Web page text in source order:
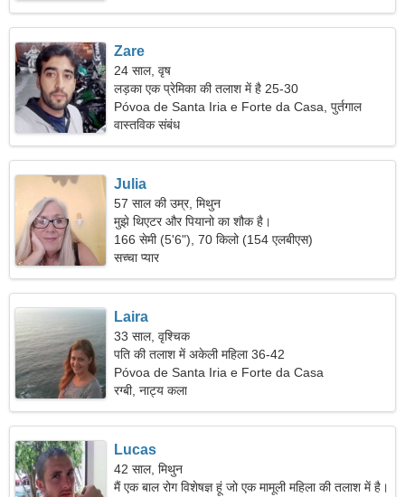
Zare
24 साल, वृष
लड़का एक प्रेमिका की तलाश में है 25-30
Póvoa de Santa Iria e Forte da Casa, पुर्तगाल
वास्तविक संबंध
Julia
57 साल की उम्र, मिथुन
मुझे थिएटर और पियानो का शौक है।
166 सेमी (5'6"), 70 किलो (154 एलबीएस)
सच्चा प्यार
Laira
33 साल, वृश्चिक
पति की तलाश में अकेली महिला 36-42
Póvoa de Santa Iria e Forte da Casa
रग्बी, नाट्य कला
Lucas
42 साल, मिथुन
मैं एक बाल रोग विशेषज्ञ हूं जो एक मामूली महिला की तलाश में है।